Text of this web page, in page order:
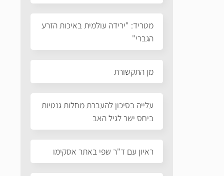
מטריד: "ירידה עולמית באיכות הזרע
הגברי"
מן התקשורת
עלייה בסיכון להעברת מחלות גנטיות
ביחס ישר לגיל האב
ראיון עם ד"ר שפי באתר אסקימו